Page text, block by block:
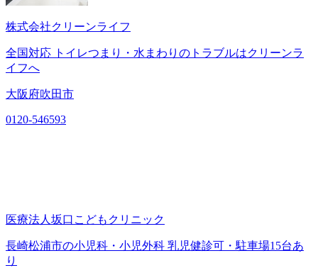
株式会社クリーンライフ
全国対応 トイレつまり・水まわりのトラブルはクリーンラ
イフへ
大阪府吹田市
0120-546593
医療法人坂口こどもクリニック
長崎松浦市の小児科・小児外科 乳児健診可・駐車場15台あ
り